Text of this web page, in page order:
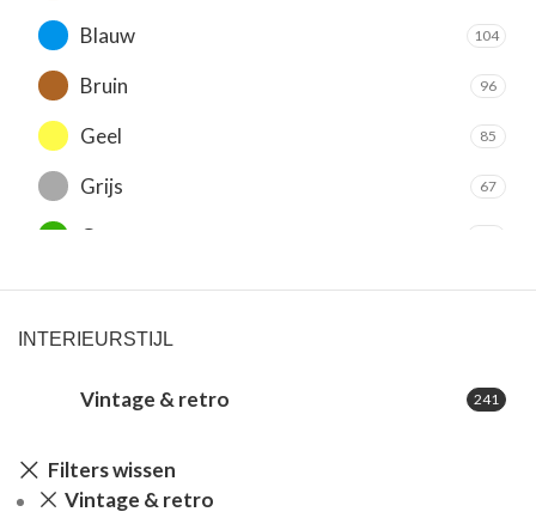
Blauw 104
Bruin 96
Geel 85
Grijs 67
Groen
Oranje 99
Paars
Rood 78
Wit
INTERIEURSTIJL
Vintage & retro 241
Filters wissen
Vintage & retro